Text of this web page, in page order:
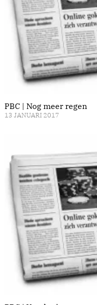
PBC | Nog meer regen
13 JANUARI 2017